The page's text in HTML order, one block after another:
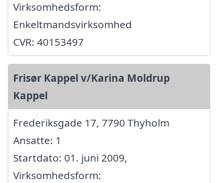
Virksomhedsform:
Enkeltmandsvirksomhed
CVR: 40153497
Frisør Kappel v/Karina Moldrup
Kappel
Frederiksgade 17, 7790 Thyholm
Ansatte: 1
Startdato: 01. juni 2009,
Virksomhedsform: